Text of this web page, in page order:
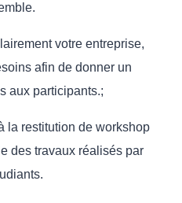
votre entreprise,
afin de donner un
aux participants.;
la restitution de workshop
des travaux réalisés par